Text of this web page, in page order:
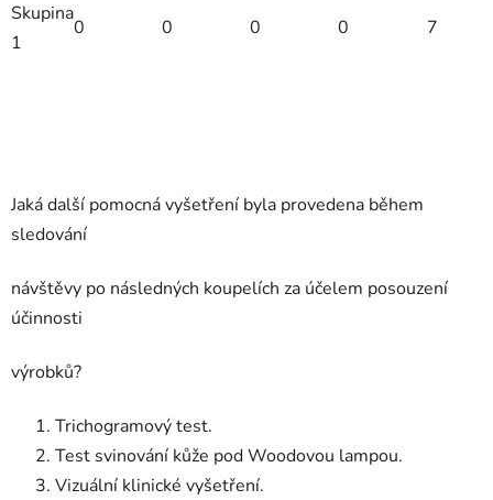
Skupina
1
0 0 0 0 7
Jaká další pomocná vyšetření byla provedena během
sledování
návštěvy po následných koupelích za účelem posouzení
účinnosti
výrobků?
Trichogramový test.
Test svinování kůže pod Woodovou lampou.
Vizuální klinické vyšetření.